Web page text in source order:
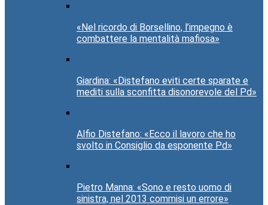
«Nel ricordo di Borsellino, l’impegno è
combattere la mentalità mafiosa»
Giardina: «Distefano eviti certe sparate e
mediti sulla sconfitta disonorevole del Pd»
Alfio Distefano: «Ecco il lavoro che ho
svolto in Consiglio da esponente Pd»
Pietro Manna: «Sono e resto uomo di
sinistra, nel 2013 commisi un errore»